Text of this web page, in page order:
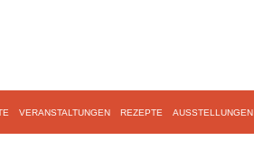
VERANSTALTUNGEN REZEPTE AUSSTELLUNGEN